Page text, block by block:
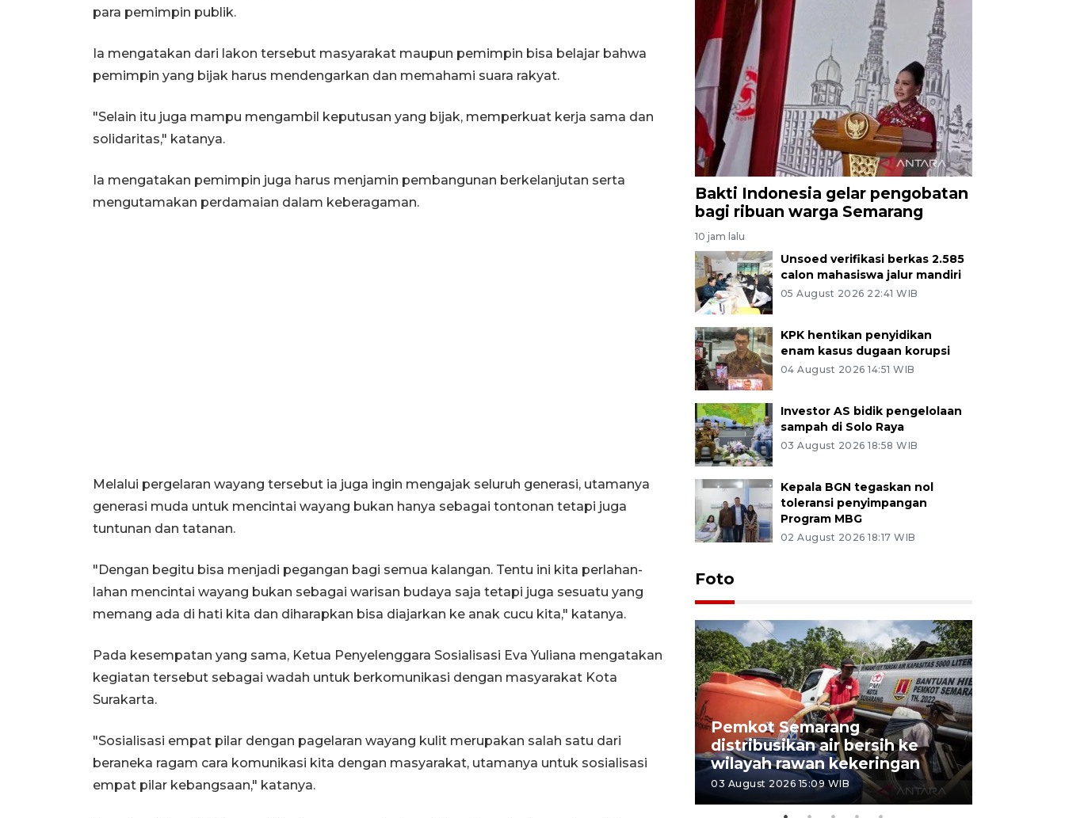
para pemimpin publik.
Ia mengatakan dari lakon tersebut masyarakat maupun pemimpin bisa belajar bahwa
pemimpin yang bijak harus mendengarkan dan memahami suara rakyat.
"Selain itu juga mampu mengambil keputusan yang bijak, memperkuat kerja sama dan
solidaritas," katanya.
Ia mengatakan pemimpin juga harus menjamin pembangunan berkelanjutan serta
mengutamakan perdamaian dalam keberagaman.
Melalui pergelaran wayang tersebut ia juga ingin mengajak seluruh generasi, utamanya
generasi muda untuk mencintai wayang bukan hanya sebagai tontonan tetapi juga
tuntunan dan tatanan.
"Dengan begitu bisa menjadi pegangan bagi semua kalangan. Tentu ini kita perlahan-
lahan mencintai wayang bukan sebagai warisan budaya saja tetapi juga sesuatu yang
memang ada di hati kita dan diharapkan bisa diajarkan ke anak cucu kita," katanya.
Pada kesempatan yang sama, Ketua Penyelenggara Sosialisasi Eva Yuliana mengatakan
kegiatan tersebut sebagai wadah untuk berkomunikasi dengan masyarakat Kota
Surakarta.
"Sosialisasi empat pilar dengan pagelaran wayang kulit merupakan salah satu dari
beraneka ragam cara komunikasi kita dengan masyarakat, utamanya untuk sosialisasi
empat pilar kebangsaan," katanya.
Bakti Indonesia gelar pengobatan
bagi ribuan warga Semarang
10 jam lalu
Unsoed verifikasi berkas 2.585
calon mahasiswa jalur mandiri
05 August 2026 22:41 WIB
KPK hentikan penyidikan
enam kasus dugaan korupsi
04 August 2026 14:51 WIB
Investor AS bidik pengelolaan
sampah di Solo Raya
03 August 2026 18:58 WIB
Kepala BGN tegaskan nol
toleransi penyimpangan
Program MBG
02 August 2026 18:17 WIB
Foto
Waduk Delingan Karanganyar
menyusut
Pemkot Semarang
distribusikan air bersih ke
wilayah rawan kekeringan
03 August 2026 15:09 WIB